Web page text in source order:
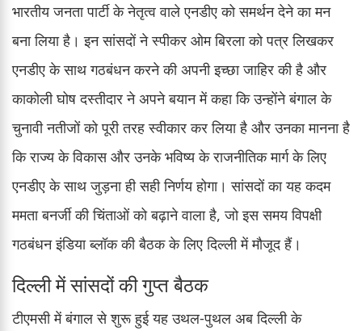
भारतीय जनता पार्टी के नेतृत्व वाले एनडीए को समर्थन देने का मन
बना लिया है। इन सांसदों ने स्पीकर ओम बिरला को पत्र लिखकर
एनडीए के साथ गठबंधन करने की अपनी इच्छा जाहिर की है और
काकोली घोष दस्तीदार ने अपने बयान में कहा कि उन्होंने बंगाल के
चुनावी नतीजों को पूरी तरह स्वीकार कर लिया है और उनका मानना है
कि राज्य के विकास और उनके भविष्य के राजनीतिक मार्ग के लिए
एनडीए के साथ जुड़ना ही सही निर्णय होगा। सांसदों का यह कदम
ममता बनर्जी की चिंताओं को बढ़ाने वाला है, जो इस समय विपक्षी
गठबंधन इंडिया ब्लॉक की बैठक के लिए दिल्ली में मौजूद हैं।
दिल्ली में सांसदों की गुप्त बैठक
टीएमसी में बंगाल से शुरू हुई यह उथल-पुथल अब दिल्ली के